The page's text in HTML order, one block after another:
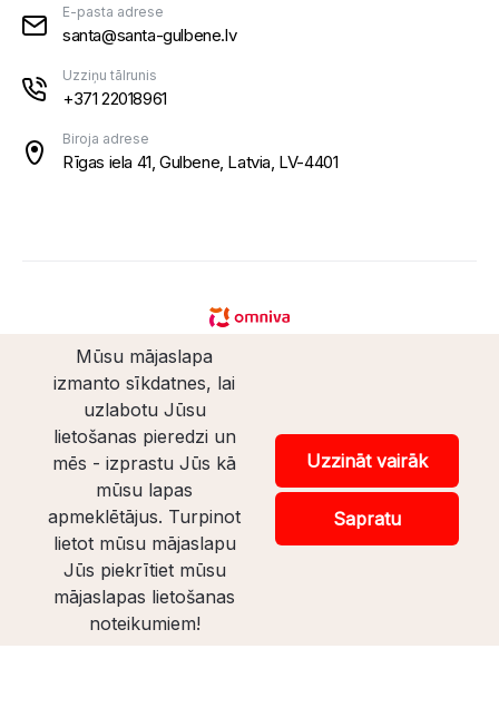
E-pasta adrese
santa@santa-gulbene.lv
Uzziņu tālrunis
+371 22018961
Biroja adrese
Rīgas iela 41, Gulbene, Latvia, LV-4401
© Santaveikals 2026. Visas tiesības aizsargātas.
Uz lapas augšu
Veikala izstrāde
Mūsu mājaslapa
izmanto sīkdatnes, lai
uzlabotu Jūsu
lietošanas pieredzi un
mēs - izprastu Jūs kā
mūsu lapas
apmeklētājus. Turpinot
lietot mūsu mājaslapu
Jūs piekrītiet mūsu
mājaslapas lietošanas
noteikumiem!
Uzzināt vairāk
Sapratu